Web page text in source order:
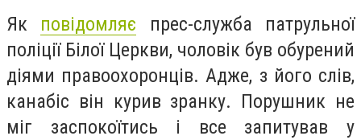
Як повідомляє прес-служба патрульної
поліції Білої Церкви, чоловік був обурений
діями правоохоронців. Адже, з його слів,
канабіс він курив зранку. Порушник не
міг заспокоїтись і все запитував у